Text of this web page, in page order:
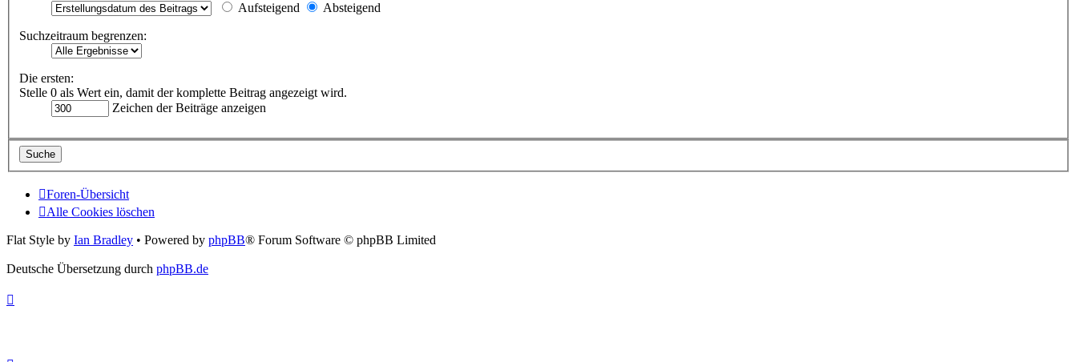
Aufsteigend
Absteigend
Suchzeitraum begrenzen:
Die ersten:
Stelle 0 als Wert ein, damit der komplette Beitrag angezeigt wird.
Zeichen der Beiträge anzeigen
Foren-Übersicht
Alle Cookies löschen
Flat Style by Ian Bradley • Powered by phpBB® Forum Software © phpBB Limited
Deutsche Übersetzung durch phpBB.de